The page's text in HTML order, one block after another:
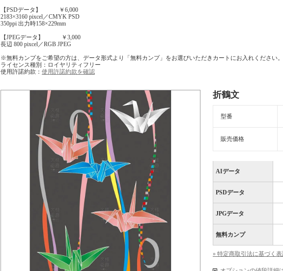
【PSDデータ】 ￥6,000
2183×3160 pixcel／CMYK PSD
350ppi 出力時158×229mm
【JPEGデータ】 ￥3,000
長辺 800 pixcel／RGB JPEG
※無料カンプをご希望の方は、データ形式より「無料カンプ」をお選びいただきカートにお入れください。
ライセンス種別：ロイヤリティフリー
使用許諾約款： 使用許諾約款を確認
折鶴文
型番
販売価格
AIデータ
PSDデータ
JPGデータ
無料カンプ
» 特定商取引法に基づく